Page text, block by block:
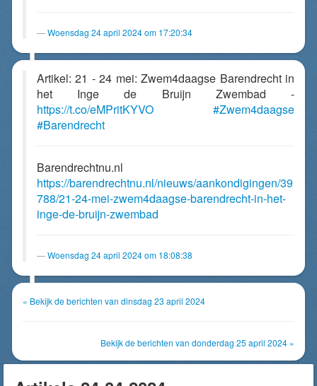
Woensdag 24 april 2024 om 17:20:34
Artikel: 21 - 24 mei: Zwem4daagse Barendrecht in
het Inge de Bruijn Zwembad -
https://t.co/eMPritKYVO
#Zwem4daagse
#Barendrecht
Barendrechtnu.nl
https://barendrechtnu.nl/nieuws/aankondigingen/39
788/21-24-mei-zwem4daagse-barendrecht-in-het-
inge-de-bruijn-zwembad
Woensdag 24 april 2024 om 18:08:38
« Bekijk de berichten van dinsdag 23 april 2024
Bekijk de berichten van donderdag 25 april 2024 »